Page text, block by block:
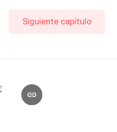
Siguiente capítulo